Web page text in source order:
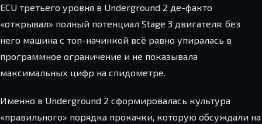
ECU третьего уровня в Underground 2 де-факто
«открывал» полный потенциал Stage 3 двигателя: без
него машина с топ-начинкой всё равно упиралась в
программное ограничение и не показывала
максимальных цифр на спидометре.
Именно в Underground 2 сформировалась культура
«правильного» порядка прокачки, которую обсуждали на